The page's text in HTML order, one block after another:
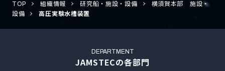
TOP 組織情報 研究船・施設・設備
横須賀本部 施設・
設備
高圧実験水槽装置